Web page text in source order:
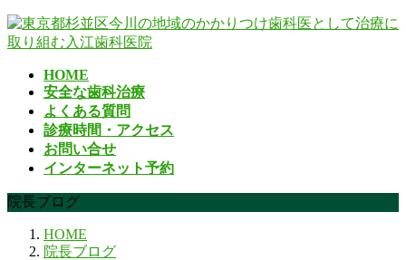
コ
ン
プ
ナ
ビ
動
HOME
安全な歯科治療
よくある質問
診療時間・アクセス
お問い合せ
インターネット予約
院長ブログ
HOME
院長ブログ